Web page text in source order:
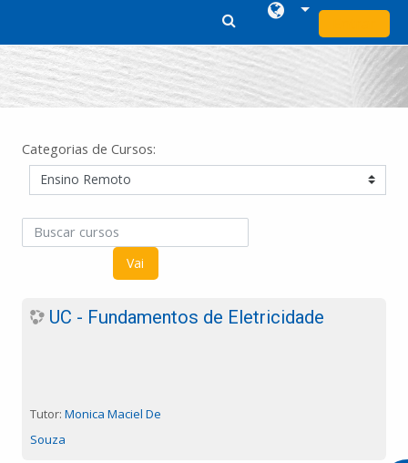
Ir para o conteúdo principal
Categorias de Cursos:
Vai
UC - Fundamentos de Eletricidade
Tutor:Monica Maciel De
Souza